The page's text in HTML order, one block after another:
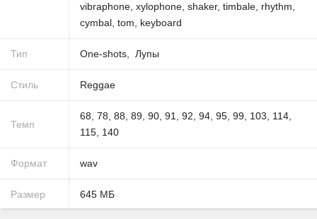
vibraphone xylophone shaker, timbale rhythm
cymbal tom keyboard
Тип One-shots Лупы
Стиль Reggae
Темп
68 78 88 89 90 91 92 94 95 99 103 114
115 140
Формат wav
Размер 645 МБ